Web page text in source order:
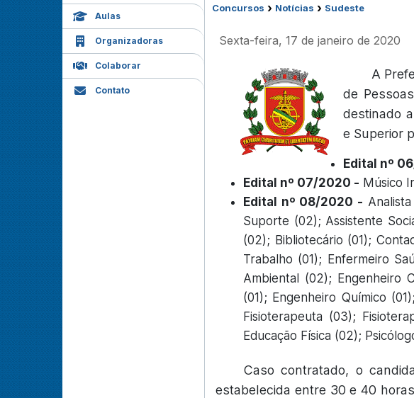
Aulas
Organizadoras
Colaborar
Contato
Concursos › Notícias › Sudeste
Sexta-feira, 17 de janeiro de 2020
A
de
destinado
e Superior
Edital nº
Edital nº 07/2020 - Músico
Edital nº 08/2020 -
Suporte (02); Assistente
(02); Bibliotecário (01);
Trabalho (01); Enfermeiro
Ambiental (02); Engenheiro
(01); Engenheiro Químico
Fisioterapeuta (03);
Educação Física (02);
Caso contratado, o
estabelecida entre 30 e 40